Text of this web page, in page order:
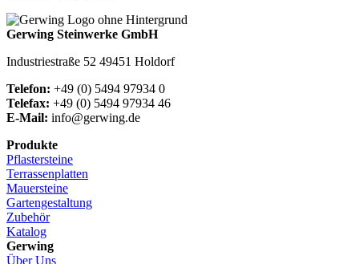
Gerwing Steinwerke GmbH
Industriestraße 52 49451 Holdorf
Telefon: +49 (0) 5494 97934 0
Telefax: +49 (0) 5494 97934 46
E-Mail: info@gerwing.de
Produkte
Pflastersteine
Terrassenplatten
Mauersteine
Gartengestaltung
Zubehör
Katalog
Gerwing
Über Uns